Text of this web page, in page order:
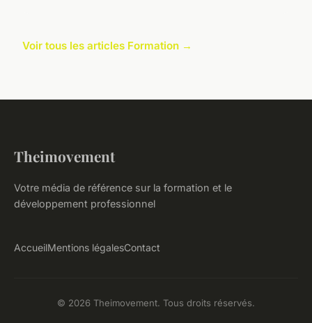
Voir tous les articles Formation →
Theimovement
Votre média de référence sur la formation et le
développement professionnel
AccueilMentions légalesContact
© 2026 Theimovement. Tous droits réservés.